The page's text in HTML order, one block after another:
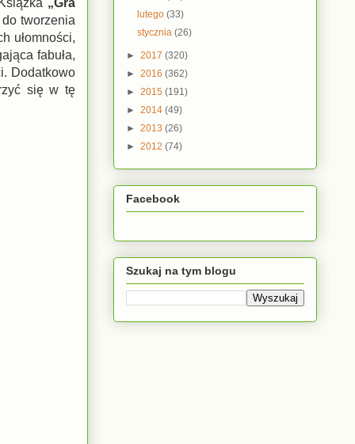
tworzenia
ułomności,
fabuła,
Dodatkowo
się w tę
lutego(33)
stycznia(26)
► 2017 (320)
► 2016 (362)
► 2015 (191)
► 2014 (49)
► 2013 (26)
► 2012 (74)
Facebook
Szukaj na tym blogu